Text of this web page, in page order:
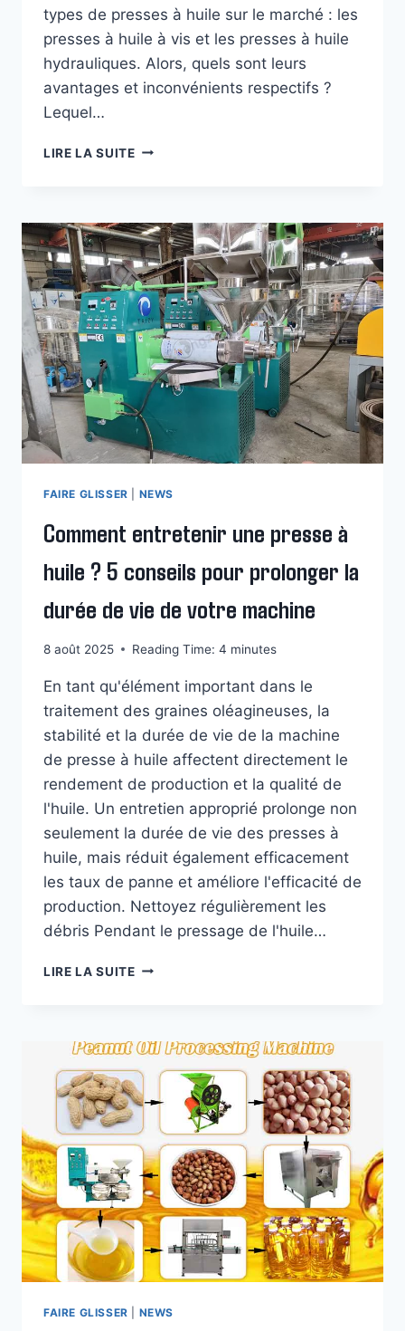
types de presses à huile sur le marché : les
presses à huile à vis et les presses à huile
hydrauliques. Alors, quels sont leurs
avantages et inconvénients respectifs ?
Lequel…
LIRE LA SUITECOMMENT
MACHINE
D'EXTRACTION
D'HUILE
:
À
VIS
OU
HYDRAULIQUE
FAIRE GLISSER NEWS
Comment entretenir une presse à
huile ? 5 conseils pour prolonger la
durée de vie de votre machine
8 août 2025 Reading Time: 4 minutes
En tant qu'élément important dans le
traitement des graines oléagineuses, la
stabilité et la durée de vie de la machine
de presse à huile affectent directement le
rendement de production et la qualité de
l'huile. Un entretien approprié prolonge non
seulement la durée de vie des presses à
huile, mais réduit également efficacement
les taux de panne et améliore l'efficacité de
production. Nettoyez régulièrement les
débris Pendant le pressage de l'huile…
LIRE LA SUITECOMMENT
À
?
5
CONSEILS
POUR
PROLONGER
LA
DURÉE
DE
VIE
DE
VOTRE
FAIRE GLISSER NEWS